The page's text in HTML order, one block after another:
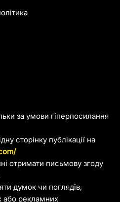
за умови гіперпосилання
сторінку публікації на
отримати письмову згоду
думок чи поглядів,
або рекламних